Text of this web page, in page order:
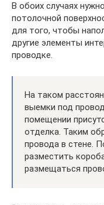
В обоих случаях
потолочной
для того, чтобы
другие элементы
проводке.
На таком
выемки под
помещении
отделка. Таким
провода в стене.
разместить
размещаться